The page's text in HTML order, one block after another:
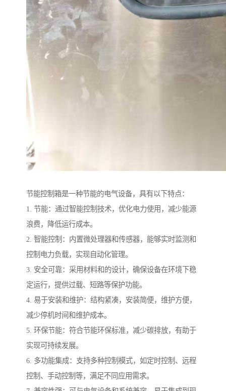
节能控制箱是一种节能的电气设备，具有以下特点：
1. 节能：通过智能控制技术，优化电力使用，减少能源
浪费，降低运行成本。
2. 智能控制：内置微处理器和传感器，能够实时监测和
控制电力负载，实现自动化管理。
3. 安全可靠：采用材料和的设计，确保设备在环境下稳
定运行，提供过载、短路等保护功能。
4. 易于安装和维护：结构紧凑，安装简便，维护方便，
减少停机时间和维护成本。
5. 环保节能：符合节能环保标准，减少碳排放，有助于
实现可持续发展。
6. 多功能集成：支持多种控制模式，如定时控制、远程
控制、手动控制等，满足不同应用需求。